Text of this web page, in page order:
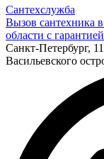
Сантехслужба
Вызов сантехника
области с гарантией
Санкт-Петербург,
Васильевского